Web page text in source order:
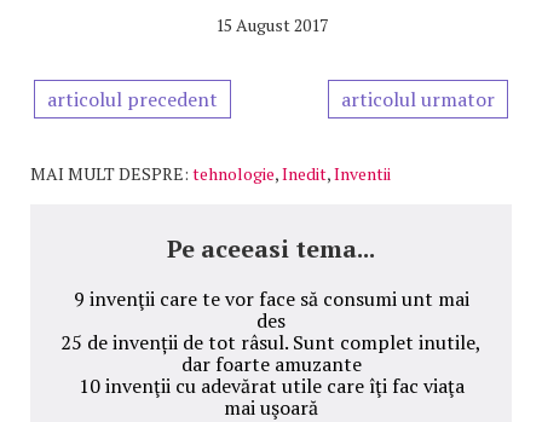
15 August 2017
articolul precedent articolul urmator
MAI MULT DESPRE: tehnologie,Inedit,Inventii
Pe aceeasi tema...
9 invenţii care te vor face să consumi unt mai
des
25 de invenții de tot râsul. Sunt complet inutile,
dar foarte amuzante
10 invenţii cu adevărat utile care îţi fac viaţa
mai uşoară